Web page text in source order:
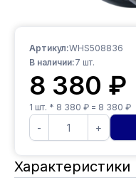
Характеристики
Артикул:WHS508836
В наличии:7 шт.
8 380 ₽
1 шт. * 8 380 ₽ = 8 380 ₽
- +